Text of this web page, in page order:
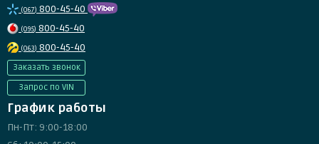
(067) 800-45-40
(095) 800-45-40
(063) 800-45-40
Заказать звонок
Запрос по VIN
График работы
Пн-Пт: 9:00-18:00